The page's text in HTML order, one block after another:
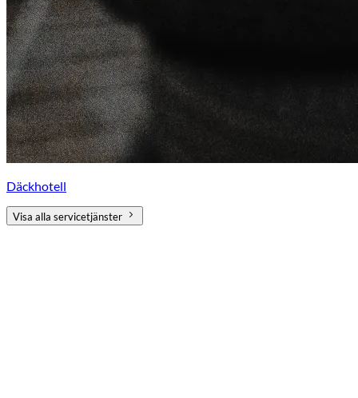
Däckhotell
Visa alla servicetjänster